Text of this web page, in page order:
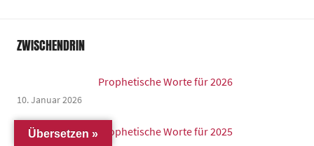
ZWISCHENDRIN
Prophetische Worte für 2026
10. Januar 2026
Prophetische Worte für 2025
Übersetzen »